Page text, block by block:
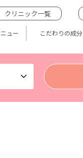
クリニック一覧
ュー こだわりの成分